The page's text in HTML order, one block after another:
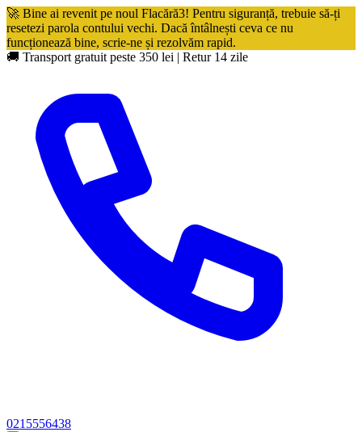
🚀 Bine ai revenit pe noul Flacără3! Pentru siguranță, trebuie să-ți
resetezi parola contului vechi. Dacă întâlnești ceva ce nu
funcționează bine, scrie-ne și rezolvăm rapid.
🚚 Transport gratuit peste 350 lei | Retur 14 zile
0215556438